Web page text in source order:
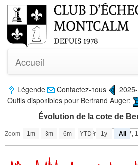
Accueil
Légende Contactez-nous
Outils disponibles pour Bertrand Auger:
Zoom From Oct 17,
Évolution de la cote de
1m 3m 6m YTD 1y All